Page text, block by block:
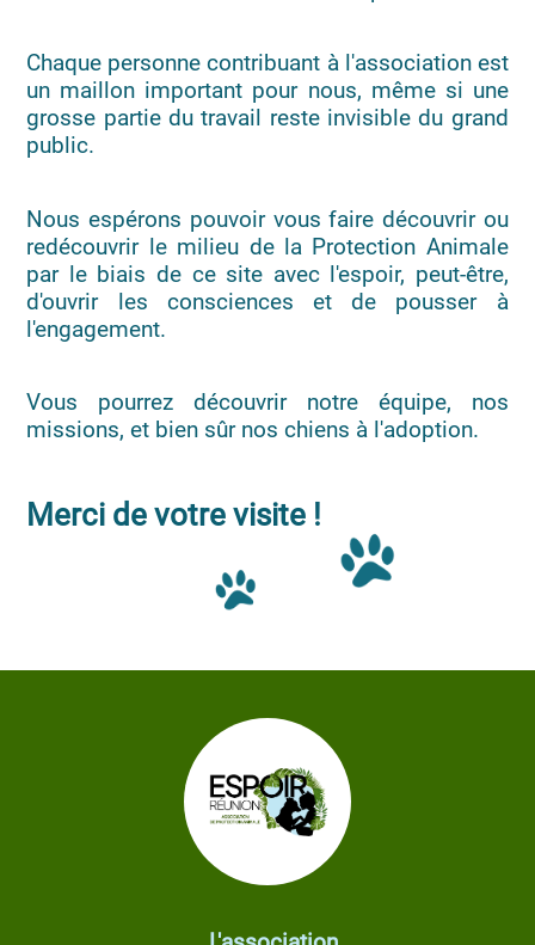
Chaque personne contribuant à l'association est
un maillon important pour nous, même si une
grosse partie du travail reste invisible du grand
public.
Nous espérons pouvoir vous faire découvrir ou
redécouvrir le milieu de la Protection Animale
par le biais de ce site avec l'espoir, peut-être,
d'ouvrir les consciences et de pousser à
l'engagement.
Vous pourrez découvrir notre équipe, nos
missions, et bien sûr nos chiens à l'adoption.
Merci de votre visite !